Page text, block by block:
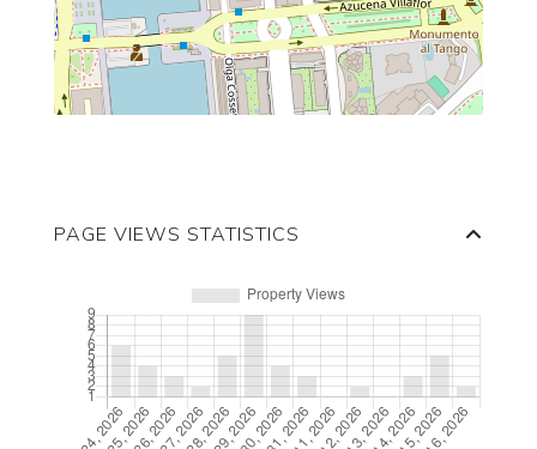
PAGE VIEWS STATISTICS